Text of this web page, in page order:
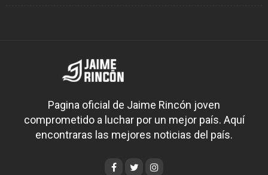
Pagina oficial de Jaime Rincón joven
comprometido a luchar por un mejor país. Aquí
encontraras las mejores noticias del país.